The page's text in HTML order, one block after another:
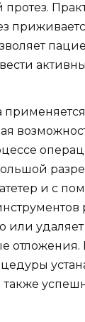
и с
или удаляет
отложения.
также